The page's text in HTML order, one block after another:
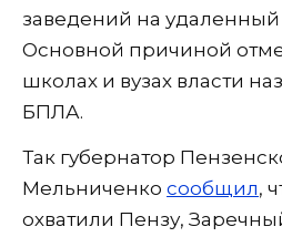
заведений на
Основной причиной
школах и вузах власти
БПЛА.
Так губернатор
Мельниченко сообщил,
охватили Пензу,